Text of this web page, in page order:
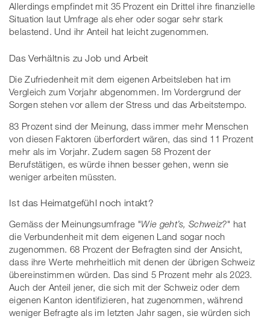
Allerdings empfindet mit 35 Prozent ein Drittel ihre finanzielle
Situation laut Umfrage als eher oder sogar sehr stark
belastend. Und ihr Anteil hat leicht zugenommen.
Das Verhältnis zu Job und Arbeit
Die Zufriedenheit mit dem eigenen Arbeitsleben hat im
Vergleich zum Vorjahr abgenommen. Im Vordergrund der
Sorgen stehen vor allem der Stress und das Arbeitstempo.
83 Prozent sind der Meinung, dass immer mehr Menschen
von diesen Faktoren überfordert wären, das sind 11 Prozent
mehr als im Vorjahr. Zudem sagen 58 Prozent der
Berufstätigen, es würde ihnen besser gehen, wenn sie
weniger arbeiten müssten.
Ist das Heimatgefühl noch intakt?
Gemäss der Meinungsumfrage "Wie geht’s, Schweiz?" hat
die Verbundenheit mit dem eigenen Land sogar noch
zugenommen. 68 Prozent der Befragten sind der Ansicht,
dass ihre Werte mehrheitlich mit denen der übrigen Schweiz
übereinstimmen würden. Das sind 5 Prozent mehr als 2023.
Auch der Anteil jener, die sich mit der Schweiz oder dem
eigenen Kanton identifizieren, hat zugenommen, während
weniger Befragte als im letzten Jahr sagen, sie würden sich